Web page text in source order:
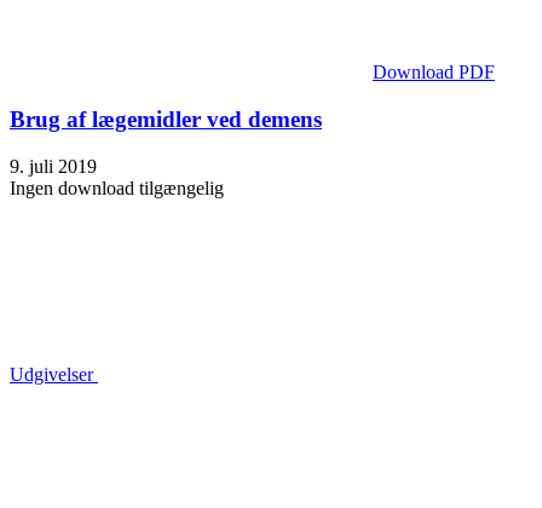
Download PDF
Brug af lægemidler ved demens
9. juli 2019
Ingen download tilgængelig
Udgivelser